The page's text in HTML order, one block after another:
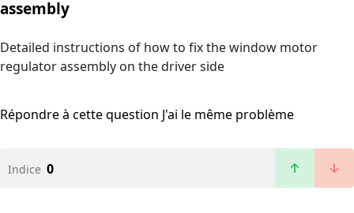
assembly
Detailed instructions of how to fix the window motor
regulator assembly on the driver side
Répondre à cette question J'ai le même problème
Indice 0